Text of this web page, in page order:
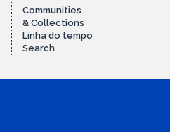
Communities
& Collections
Linha do tempo
Search